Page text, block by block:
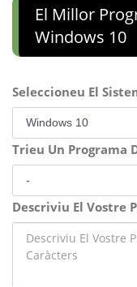
El Millor
Windows 10
Seleccioneu El
Trieu Un Programa
Descriviu El Vostre